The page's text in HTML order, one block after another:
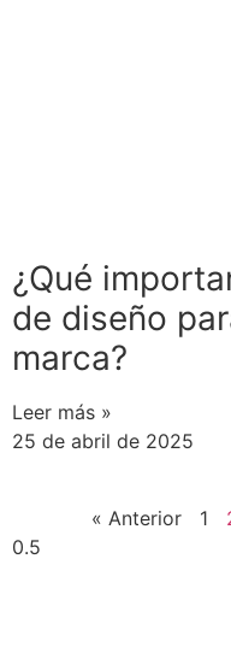
¿Qué
de diseño
marca?
Leer más »
25 de abril de 2025
« Anterior 1